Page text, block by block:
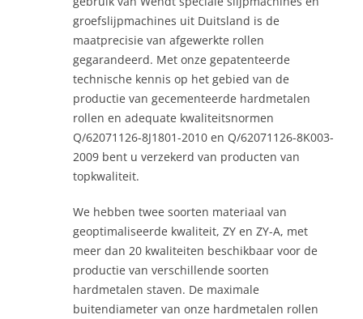
groefslijpmachines uit Duitsland is de
maatprecisie van afgewerkte rollen
gegarandeerd. Met onze gepatenteerde
technische kennis op het gebied van de
productie van gecementeerde hardmetalen
rollen en adequate kwaliteitsnormen
Q/62071126-8J1801-2010 en Q/62071126-8K003-
2009 bent u verzekerd van producten van
topkwaliteit.
We hebben twee soorten materiaal van
geoptimaliseerde kwaliteit, ZY en ZY-A, met
meer dan 20 kwaliteiten beschikbaar voor de
productie van verschillende soorten
hardmetalen staven. De maximale
buitendiameter van onze hardmetalen rollen